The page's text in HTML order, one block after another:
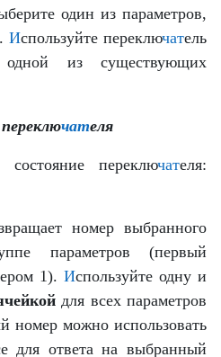
один из параметров,
Используйте переключатель
из существующих
чателя
состояние переключателя:
номер выбранного
параметров (первый
1). Используйте одну и
для всех параметров
номер можно использовать
для ответа на выбранный